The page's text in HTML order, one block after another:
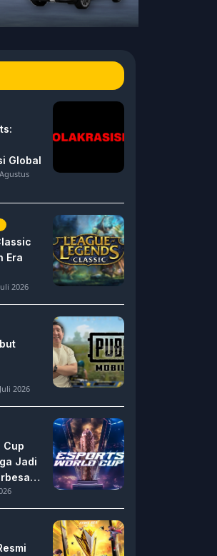
Global
Era
2026
2026
Cup
Jadi